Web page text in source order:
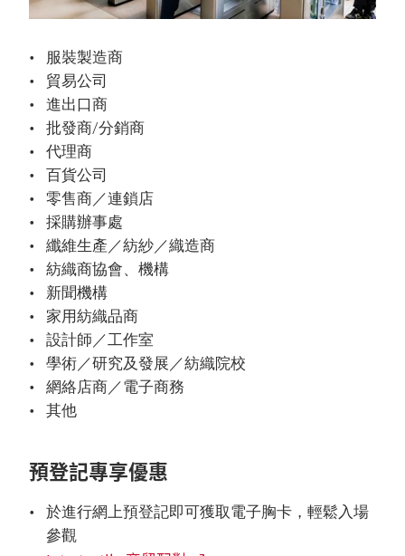
服裝製造商
貿易公司
進出口商
批發商/分銷商
代理商
百貨公司
零售商／連鎖店
採購辦事處
纖維生產／紡紗／織造商
紡織商協會、機構
新聞機構
家用紡織品商
設計師／工作室
學術／研究及發展／紡織院校
網絡店商／電子商務
其他
預登記專享優惠
於進行網上預登記即可獲取電子胸卡，輕鬆入場
參觀